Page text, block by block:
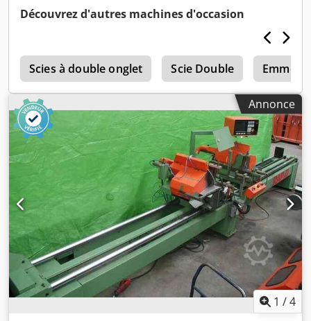
Découvrez d'autres machines d'occasion
Scies à double onglet Scie Double Emmegi
Annonce
1 /4